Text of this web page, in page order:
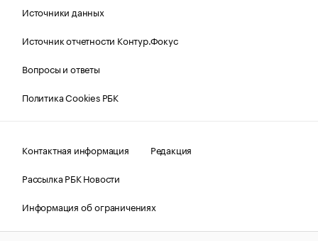
Источники данных
Источник отчетности Контур.Фокус
Вопросы и ответы
Политика Cookies РБК
Контактная информация
Редакция
Рассылка РБК Новости
Информация об ограничениях
Правовая информация
О соблюдении авторских прав